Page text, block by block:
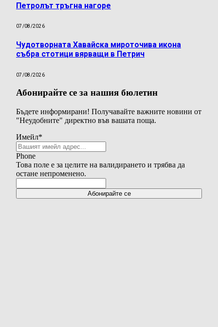
Петролът тръгна нагоре
07/08/2026
Чудотворната Хавайска мироточива икона
събра стотици вярващи в Петрич
07/08/2026
Абонирайте се за нашия бюлетин
Бъдете информирани! Получавайте важните новини от
"Неудобните" директно във вашата поща.
Имейл*
Phone
Това поле е за целите на валидирането и трябва да
остане непроменено.